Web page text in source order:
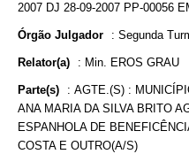
2007 DJ 28-09-2007 PP-00056
Órgão Julgador : Segunda
Relator(a) : Min. EROS GRAU
Parte(s) : AGTE.(S) :
ANA MARIA DA SILVA BRITO
ESPANHOLA DE
COSTA E OUTRO(A/S)